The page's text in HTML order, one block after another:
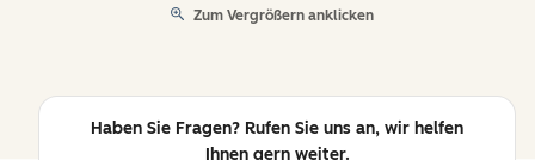
Zum Vergrößern anklicken
Haben Sie Fragen? Rufen Sie uns an, wir helfen
Ihnen gern weiter.